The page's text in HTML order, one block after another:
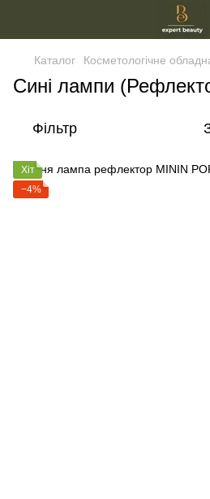
Каталог Косметологічне
Сині лампи
Фільтр
Хіт
−4%